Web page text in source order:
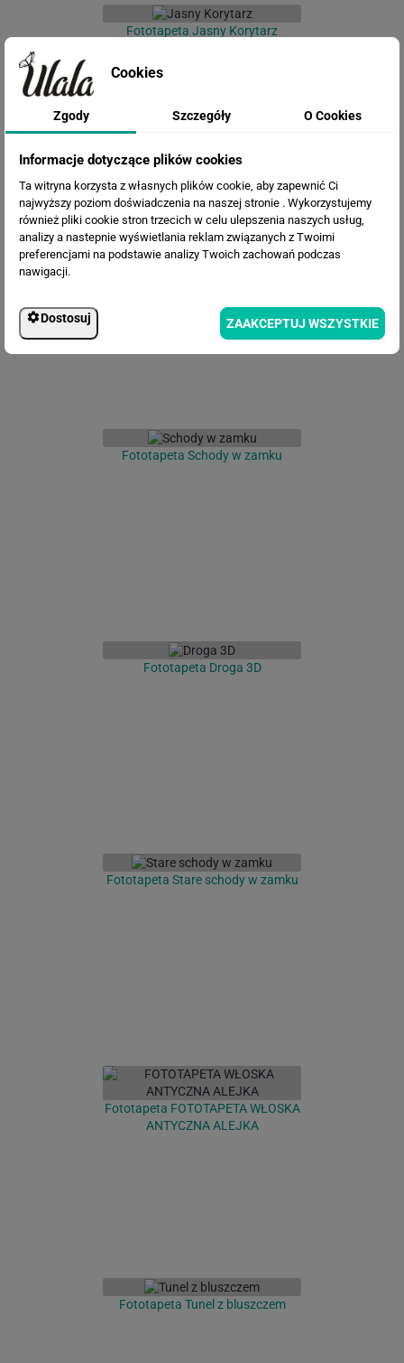
Fototapeta Jasny Korytarz
Fototapeta Pergola
Fototapeta Schody w zamku
Fototapeta Droga 3D
Fototapeta Stare schody w zamku
Fototapeta FOTOTAPETA WŁOSKA
ANTYCZNA ALEJKA
Fototapeta Tunel z bluszczem
Cookies
Zgody Szczegóły O Cookies
Informacje dotyczące plików cookies
Ta witryna korzysta z własnych plików cookie, aby zapewnić Ci
najwyższy poziom doświadczenia na naszej stronie . Wykorzystujemy
również pliki cookie stron trzecich w celu ulepszenia naszych usług,
analizy a nastepnie wyświetlania reklam związanych z Twoimi
preferencjami na podstawie analizy Twoich zachowań podczas
nawigacji.
Dostosuj ZAAKCEPTUJ WSZYSTKIE